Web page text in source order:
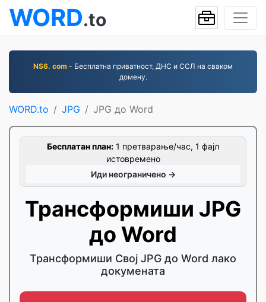
WORD.to
NS6. com - Бесплатна приватност, ДНС и ССЛ на сваком
домену.
WORD.to JPG JPG до Word
Бесплатан план: 1 претварање/час, 1 фајл
истовремено
Иди неограничено →
Трансформиши JPG
до Word
Трансформиши Свој JPG до Word лако
докумената